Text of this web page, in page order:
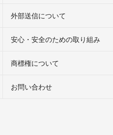
外部送信について
安心・安全のための取り組み
商標権について
お問い合わせ